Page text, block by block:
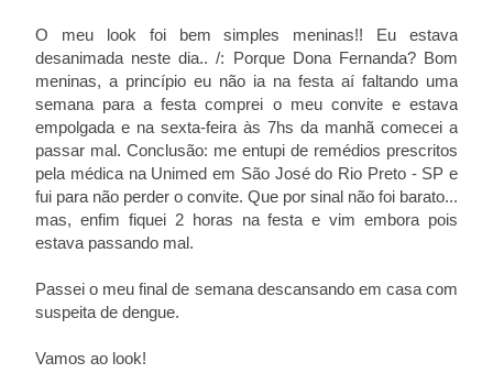
O meu look foi bem simples meninas!! Eu estava
desanimada neste dia.. /: Porque Dona Fernanda? Bom
meninas, a princípio eu não ia na festa aí faltando uma
semana para a festa comprei o meu convite e estava
empolgada e na sexta-feira às 7hs da manhã comecei a
passar mal. Conclusão: me entupi de remédios prescritos
pela médica na Unimed em São José do Rio Preto - SP e
fui para não perder o convite. Que por sinal não foi barato...
mas, enfim fiquei 2 horas na festa e vim embora pois
estava passando mal.
Passei o meu final de semana descansando em casa com
suspeita de dengue.
Vamos ao look!